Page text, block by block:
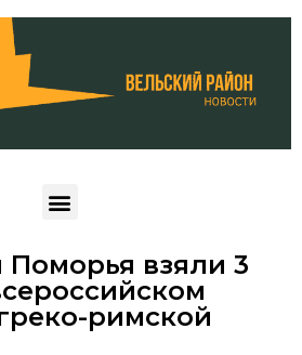
взяли 3
римской